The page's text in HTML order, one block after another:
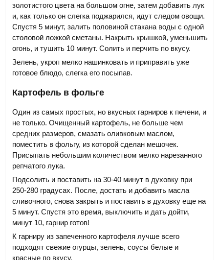
золотистого цвета на большом огне, затем добавить лук
и, как только он слегка поджарился, идут следом овощи.
Спустя 5 минут, залить половиной стакана воды с одной
столовой ложкой сметаны. Накрыть крышкой, уменьшить
огонь, и тушить 10 минут. Солить и перчить по вкусу.
Зелень, укроп мелко нашинковать и приправить уже
готовое блюдо, слегка его посыпав.
Картофель в фольге
Один из самых простых, но вкусных гарниров к печени, и
не только. Очищенный картофель, не больше чем
средних размеров, смазать оливковым маслом,
поместить в фольгу, из которой сделан мешочек.
Присыпать небольшим количеством мелко нарезанного
репчатого лука.
Подсолить и поставить на 30-40 минут в духовку при
250-280 градусах. После, достать и добавить масла
сливочного, снова закрыть и поставить в духовку еще на
5 минут. Спустя это время, выключить и дать дойти,
минут 10, гарнир готов!
К гарниру из запеченного картофеля лучше всего
подходят свежие огурцы, зелень, соусы белые и
красные по вкусу.